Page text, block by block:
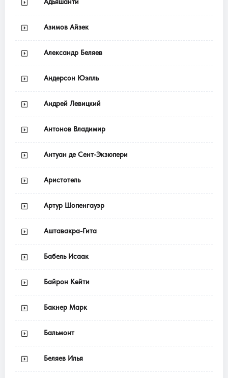
Азимов Айзек
Александр Беляев
Андерсон Юэлль
Андрей Левицкий
Антонов Владимир
Антуан де Сент-Экзюпери
Аристотель
Артур Шопенгауэр
Аштавакра-Гита
Бабель Исаак
Байрон Кейти
Бакнер Марк
Бальмонт
Беляев Илья